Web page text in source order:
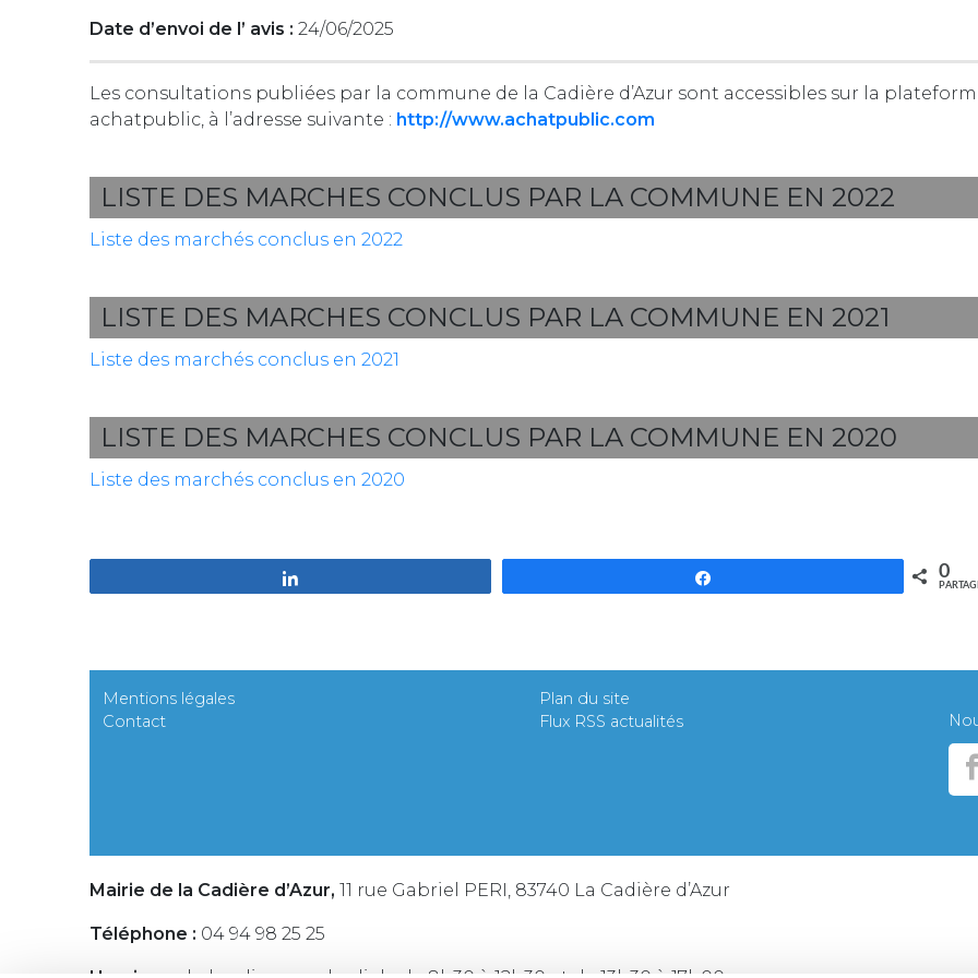
Date d’envoi de l’ avis : 24/06/2025
Les consultations publiées par la commune de la Cadière d’Azur sont accessibles sur la
achatpublic, à l’adresse suivante : http://www.achatpublic.com
LISTE DES MARCHES CONCLUS PAR LA COMMUNE EN 2022
Liste des marchés conclus en 2022
LISTE DES MARCHES CONCLUS PAR LA COMMUNE EN 2021
Liste des marchés conclus en 2021
LISTE DES MARCHES CONCLUS PAR LA COMMUNE EN 2020
Liste des marchés conclus en 2020
0
Mentions légales
Contact
Plan du site
Flux RSS actualités
Mairie de la Cadière d’Azur, 11 rue Gabriel PERI, 83740 La Cadière d’Azur
Téléphone : 04 94 98 25 25